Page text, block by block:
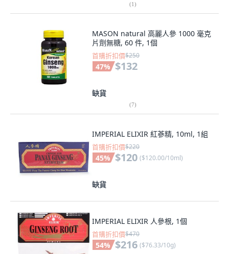
(1)
MASON natural 高麗人參 1000 毫克
片劑無糖, 60 件, 1個
首購折扣價$250
47% $132
缺貨
(7)
IMPERIAL ELIXIR 紅蔘精, 10ml, 1組
首購折扣價$220
45% $120 ($120.00/10ml)
缺貨
IMPERIAL ELIXIR 人參根, 1個
首購折扣價$470
54% $216 ($76.33/10g)